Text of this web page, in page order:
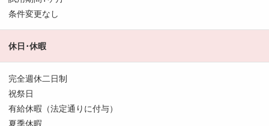
条件変更なし
休日･休暇
完全週休二日制
祝祭日
有給休暇（法定通りに付与）
夏季休暇